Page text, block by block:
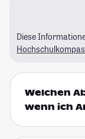
Diese
Welchen
wenn ich